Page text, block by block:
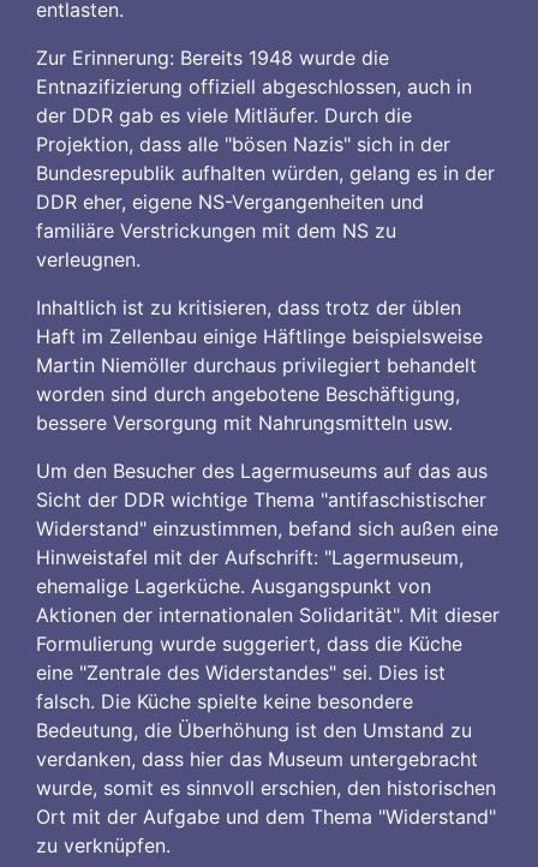
entlasten.
Zur Erinnerung: Bereits 1948 wurde die
Entnazifizierung offiziell abgeschlossen, auch in
der DDR gab es viele Mitläufer. Durch die
Projektion, dass alle "bösen Nazis" sich in der
Bundesrepublik aufhalten würden, gelang es in der
DDR eher, eigene NS-Vergangenheiten und
familiäre Verstrickungen mit dem NS zu
verleugnen.
Inhaltlich ist zu kritisieren, dass trotz der üblen
Haft im Zellenbau einige Häftlinge beispielsweise
Martin Niemöller durchaus privilegiert behandelt
worden sind durch angebotene Beschäftigung,
bessere Versorgung mit Nahrungsmitteln usw.
Um den Besucher des Lagermuseums auf das aus
Sicht der DDR wichtige Thema "antifaschistischer
Widerstand" einzustimmen, befand sich außen eine
Hinweistafel mit der Aufschrift: "Lagermuseum,
ehemalige Lagerküche. Ausgangspunkt von
Aktionen der internationalen Solidarität". Mit dieser
Formulierung wurde suggeriert, dass die Küche
eine "Zentrale des Widerstandes" sei. Dies ist
falsch. Die Küche spielte keine besondere
Bedeutung, die Überhöhung ist den Umstand zu
verdanken, dass hier das Museum untergebracht
wurde, somit es sinnvoll erschien, den historischen
Ort mit der Aufgabe und dem Thema "Widerstand"
zu verknüpfen.